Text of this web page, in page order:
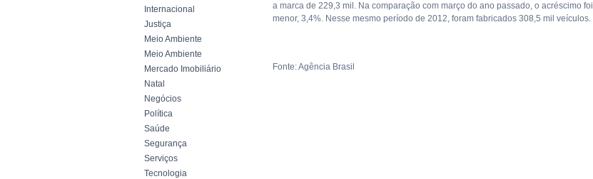
Internacional
Justiça
Meio Ambiente
Meio Ambiente
Mercado Imobiliário
Natal
Negócios
Política
Saúde
Segurança
Serviços
Tecnologia
a marca de 229,3 mil. Na comparação com março do ano passado, o acréscimo foi
menor, 3,4%. Nesse mesmo período de 2012, foram fabricados 308,5 mil veículos.
Fonte: Agência Brasil